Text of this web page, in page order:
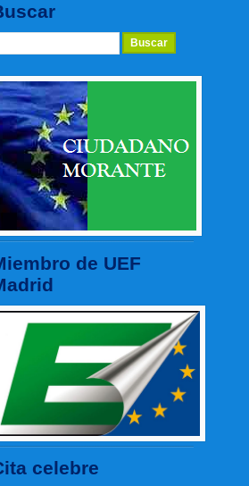
de UEF
celebre